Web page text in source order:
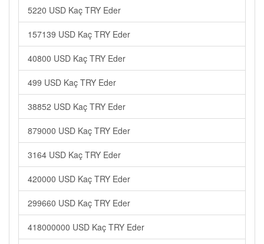
5220 USD Kaç TRY Eder
157139 USD Kaç TRY Eder
40800 USD Kaç TRY Eder
499 USD Kaç TRY Eder
38852 USD Kaç TRY Eder
879000 USD Kaç TRY Eder
3164 USD Kaç TRY Eder
420000 USD Kaç TRY Eder
299660 USD Kaç TRY Eder
418000000 USD Kaç TRY Eder